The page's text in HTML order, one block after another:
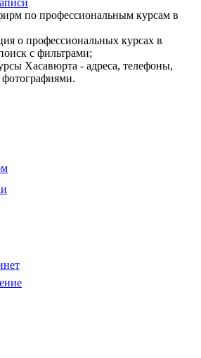
по профессиональным курсам в
о профессиональных курсах в
с фильтрами;
Хасавюрта - адреса, телефоны,